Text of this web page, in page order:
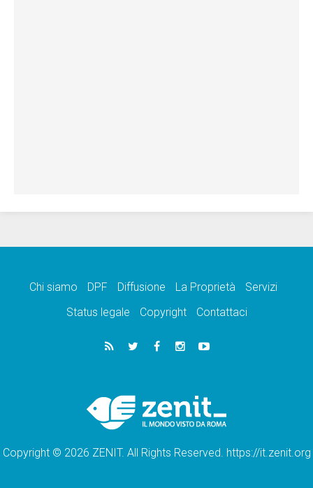
Chi siamo DPF Diffusione La Proprietà
Servizi
Status legale
Copyright Contattaci
Copyright © 2026 ZENIT. All Rights Reserved. https://it.zenit.org